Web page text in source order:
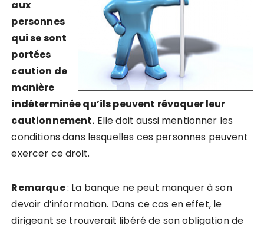
aux
personnes
qui se sont
portées
caution de
manière
indéterminée qu’ils peuvent révoquer leur
cautionnement. Elle doit aussi mentionner les
conditions dans lesquelles ces personnes peuvent
exercer ce droit.
Remarque: La banque ne peut manquer à son
devoir d’information. Dans ce cas en effet, le
dirigeant se trouverait libéré de son obligation de